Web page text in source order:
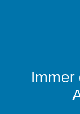
Immer